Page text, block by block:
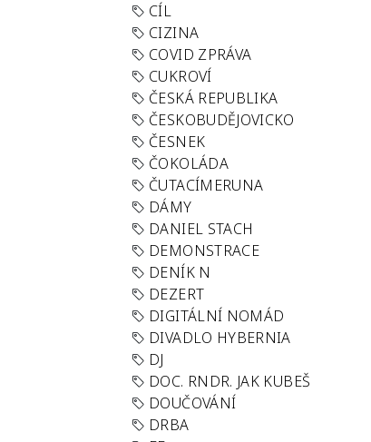
CÍL
CIZINA
COVID ZPRÁVA
CUKROVÍ
ČESKÁ REPUBLIKA
ČESKOBUDĚJOVICKO
ČESNEK
ČOKOLÁDA
ČUTACÍMERUNA
DÁMY
DANIEL STACH
DEMONSTRACE
DENÍK N
DEZERT
DIGITÁLNÍ NOMÁD
DIVADLO HYBERNIA
DJ
DOC. RNDR. JAK KUBEŠ
DOUČOVÁNÍ
DRBA